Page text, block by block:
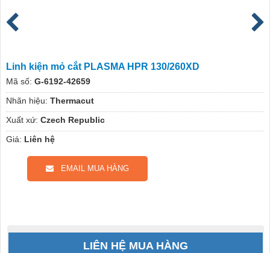
Linh kiện mỏ cắt PLASMA HPR 130/260XD
Mã số: G-6192-42659
Nhãn hiệu: Thermacut
Xuất xứ: Czech Republic
Giá: Liên hệ
EMAIL MUA HÀNG
LIÊN HỆ MUA HÀNG